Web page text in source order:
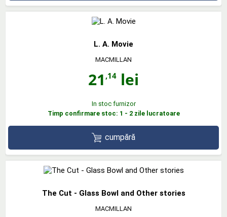
L. A. Movie
MACMILLAN
21 ,14 lei
In stoc furnizor
Timp confirmare stoc: 1 - 2 zile lucratoare
cumpără
The Cut - Glass Bowl and Other stories
MACMILLAN